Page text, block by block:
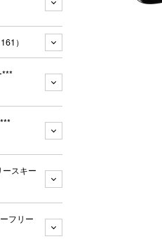
161）
***
スキー
フリー